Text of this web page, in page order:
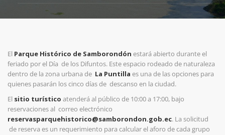
El Parque Histórico de Samborondón estará abierto durante el
feriado por el Día de los Difuntos. Este espacio rodeado de naturaleza
dentro de la zona urbana de La Puntilla es una de las opciones para
quienes pasarán los cinco días de descanso en la ciudad.
El sitio turístico atenderá al público de 10:00 a 17:00, bajo
reservaciones al correo electrónico
reservasparquehistorico@samborondon.gob.ec. La solicitud
de reserva es un requerimiento para calcular el aforo de cada grupo